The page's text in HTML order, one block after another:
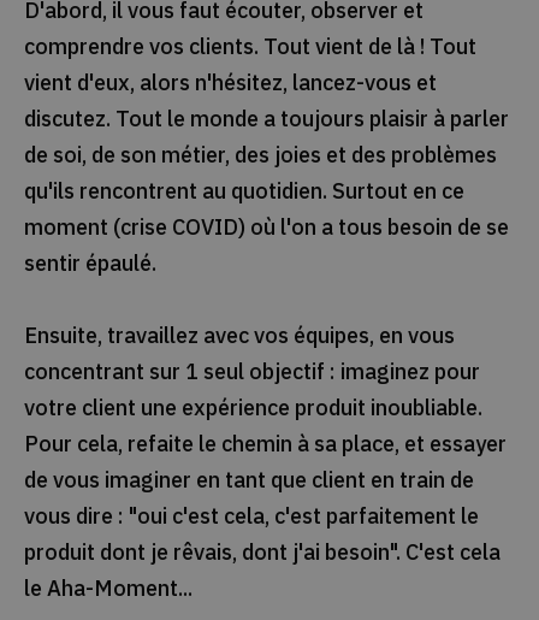
D'abord, il vous faut écouter, observer et
comprendre vos clients. Tout vient de là ! Tout
vient d'eux, alors n'hésitez, lancez-vous et
discutez. Tout le monde a toujours plaisir à parler
de soi, de son métier, des joies et des problèmes
qu'ils rencontrent au quotidien. Surtout en ce
moment (crise COVID) où l'on a tous besoin de se
sentir épaulé.
Ensuite, travaillez avec vos équipes, en vous
concentrant sur 1 seul objectif : imaginez pour
votre client une expérience produit inoubliable.
Pour cela, refaite le chemin à sa place, et essayer
de vous imaginer en tant que client en train de
vous dire : "oui c'est cela, c'est parfaitement le
produit dont je rêvais, dont j'ai besoin". C'est cela
le Aha-Moment...